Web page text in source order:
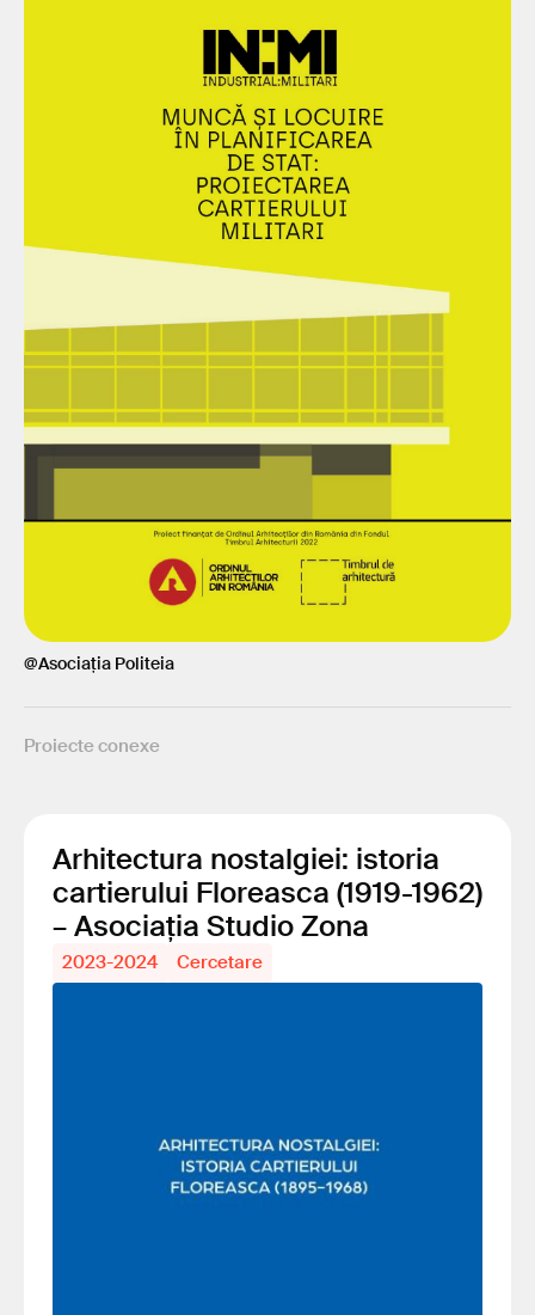
@Asociația Politeia
Proiecte conexe
Arhitectura nostalgiei: istoria
cartierului Floreasca (1919-1962)
– Asociația Studio Zona
2023-2024 Cercetare